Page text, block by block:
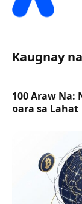
Kaugnay
100 Araw Na:
para sa Lahat